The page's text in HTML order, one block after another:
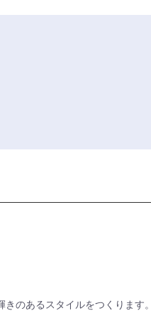
のあるスタイルをつくります。